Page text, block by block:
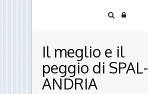
Il meglio e il
peggio di SPAL-
ANDRIA